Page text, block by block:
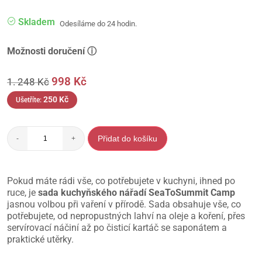
Skladem Odesíláme do 24 hodin.
Možnosti doručení ⓘ
1. 248Kč 998 Kč
Ušetříte: 250 Kč
- + Přidat do košíku
Pokud máte rádi vše, co potřebujete v kuchyni, ihned po
ruce, je sada kuchyňského nářadí SeaToSummit Camp
jasnou volbou při vaření v přírodě. Sada obsahuje vše, co
potřebujete, od nepropustných lahví na oleje a koření, přes
servírovací náčiní až po čisticí kartáč se saponátem a
praktické utěrky.